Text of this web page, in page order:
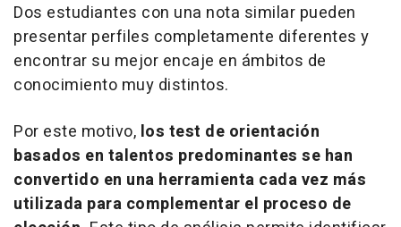
Dos estudiantes con una nota similar pueden
presentar perfiles completamente diferentes y
encontrar su mejor encaje en ámbitos de
conocimiento muy distintos.
Por este motivo, los test de orientación
basados en talentos predominantes se han
convertido en una herramienta cada vez más
utilizada para complementar el proceso de